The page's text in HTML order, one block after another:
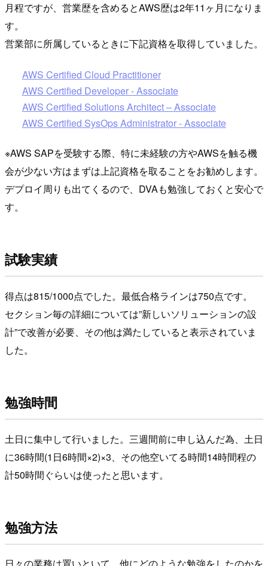
月程ですが、営業歴を含めるとAWS歴は2年11ヶ月になりま
す。
営業部に所属しているときに下記資格を取得していました。
AWS Certified Cloud Practitioner
AWS Certified Developer - Associate
AWS Certified Solutions Architect – Associate
AWS Certified SysOps Administrator - Associate
※AWS SAPを受験する際、特に未経験の方やAWSを触る機
会が少ない方はまずは上記資格を取ることをお勧めします。
デプロイ周りも出てくるので、DVAも勉強しておくと安心で
す。
試験実績
得点は815/1000点でした。最低合格ラインは750点です。
セクション毎の詳細については”新しいソリューションの設
計”で改善が必要、その他は満たしていると表示されていま
した。
勉強時間
土日に集中して行いました。三週間前に申し込んだ為、土日
に36時間(1日6時間×2)×3、その他空いてる時間14時間程の
計50時間ぐらいは使ったと思います。
勉強方法